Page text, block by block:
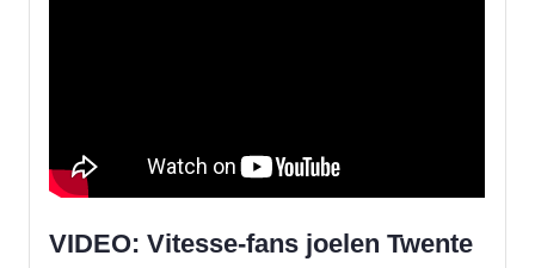
VIDEO: Vitesse-fans joelen Twente